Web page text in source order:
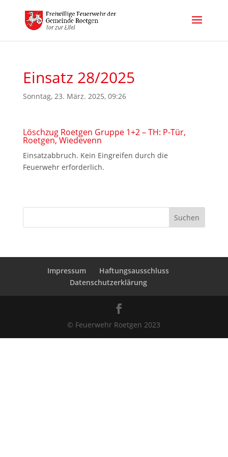
Einsatz 28/2025
Sonntag, 23. März. 2025, 09:26
Löschzug Roetgen Gruppe 1+2 – TH: P-Tür,
Roetgen, Wiedevenn
Einsatzabbruch. Kein Eingreifen durch die
Feuerwehr erforderlich.
Suchen
Impressum
Haftungsausschluss
Datenschutzerklärung
© Feuerwehr Roetgen 2023